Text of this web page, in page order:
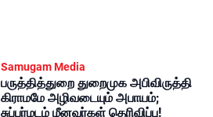
பருத்தித்துறை துறைமுக அபிவிருத்தி
கிராமமே அழிவடையும் அபாயம்;
சுப்பர்மடம் மீனவர்கள் தெரிவிப்பு!